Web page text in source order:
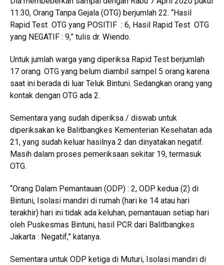
11.30, Orang Tanpa Gejala (OTG) berjumlah 22. “Hasil
Rapid Test OTG yang POSITIF : 6, Hasil Rapid Test OTG
yang NEGATIF : 9,” tulis dr. Wiendo.
Untuk jumlah warga yang diperiksa Rapid Test berjumlah
17 orang. OTG yang belum diambil sampel 5 orang karena
saat ini berada di luar Teluk Bintuni. Sedangkan orang yang
kontak dengan OTG ada 2.
Sementara yang sudah diperiksa / diswab untuk
diperiksakan ke Balitbangkes Kementerian Kesehatan ada
21, yang sudah keluar hasilnya 2 dan dinyatakan negatif.
Masih dalam proses pemeriksaan sekitar 19, termasuk
OTG.
“Orang Dalam Pemantauan (ODP) : 2, ODP kedua (2) di
Bintuni, Isolasi mandiri di rumah (hari ke 14 atau hari
terakhir) hari ini tidak ada keluhan, pemantauan setiap hari
oleh Puskesmas Bintuni, hasil PCR dari Balitbangkes
Jakarta : Negatif,” katanya.
Sementara untuk ODP ketiga di Muturi, Isolasi mandiri di